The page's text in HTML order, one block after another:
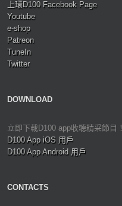
上環D100 Facebook Page
Youtube
e-shop
Patreon
TuneIn
Twitter
DOWNLOAD
立即下載D100 app收聽精采節目！
D100 App iOS 用戶
D100 App Android 用戶
CONTACTS